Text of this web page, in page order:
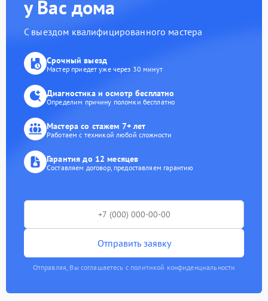
у Вас дома
С выездом квалифицированного мастера
Срочный выезд
Мастер приедет уже через 30 минут
Диагностика и осмотр бесплатно
Определим причину поломки бесплатно
Мастера со стажем 7+ лет
Работаем с техникой любой сложности
Гарантия до 12 месяцев
Составляем договор, предоставляем гарантию
Отправить заявку
Отправляя, Вы соглашаетесь с политикой конфиденциальности